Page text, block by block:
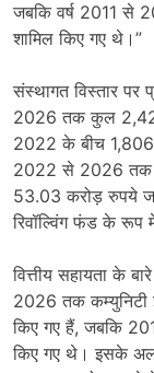
जबकि वर्ष 2011 से
शामिल किए गए थे।”
संस्थागत विस्तार पर
2026 तक कुल
2022 के बीच 1,806
2022 से 2026 तक
53.03 करोड़ रुपये
रिवॉल्विंग फंड के रूप
वित्तीय सहायता के
2026 तक
किए गए हैं, जबकि
किए गए थे। इसके